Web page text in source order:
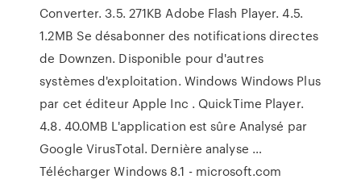
Converter. 3.5. 271KB Adobe Flash Player. 4.5.
1.2MB Se désabonner des notifications directes
de Downzen. Disponible pour d'autres
systèmes d'exploitation. Windows Windows Plus
par cet éditeur Apple Inc . QuickTime Player.
4.8. 40.0MB L'application est sûre Analysé par
Google VirusTotal. Dernière analyse …
Télécharger Windows 8.1 - microsoft.com